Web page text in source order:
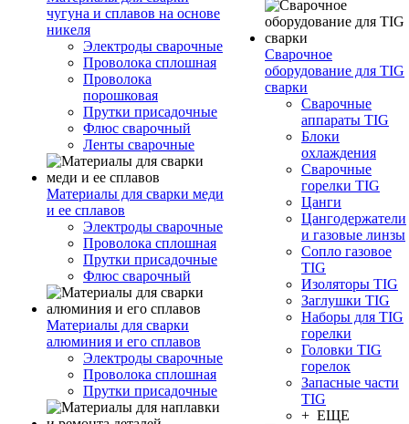
чугуна и сплавов на основе
никеля
Электроды сварочные
Проволока сплошная
Проволока
порошковая
Прутки присадочные
Флюс сварочный
Ленты сварочные
Материалы для сварки меди
и ее сплавов
Электроды сварочные
Проволока сплошная
Прутки присадочные
Флюс сварочный
Материалы для сварки
алюминия и его сплавов
Электроды сварочные
Проволока сплошная
Прутки присадочные
Сварочное
оборудование для TIG
сварки
Сварочные
аппараты TIG
Блоки
охлаждения
Сварочные
горелки TIG
Цанги
Цангодержатели
и газовые линзы
Сопло газовое
TIG
Изоляторы TIG
Заглушки TIG
Наборы для TIG
горелки
Головки TIG
горелок
Запасные части
TIG
+ ЕЩЕ